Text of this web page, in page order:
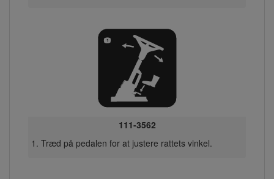
111-3562
Træd på pedalen for at justere rattets vinkel.